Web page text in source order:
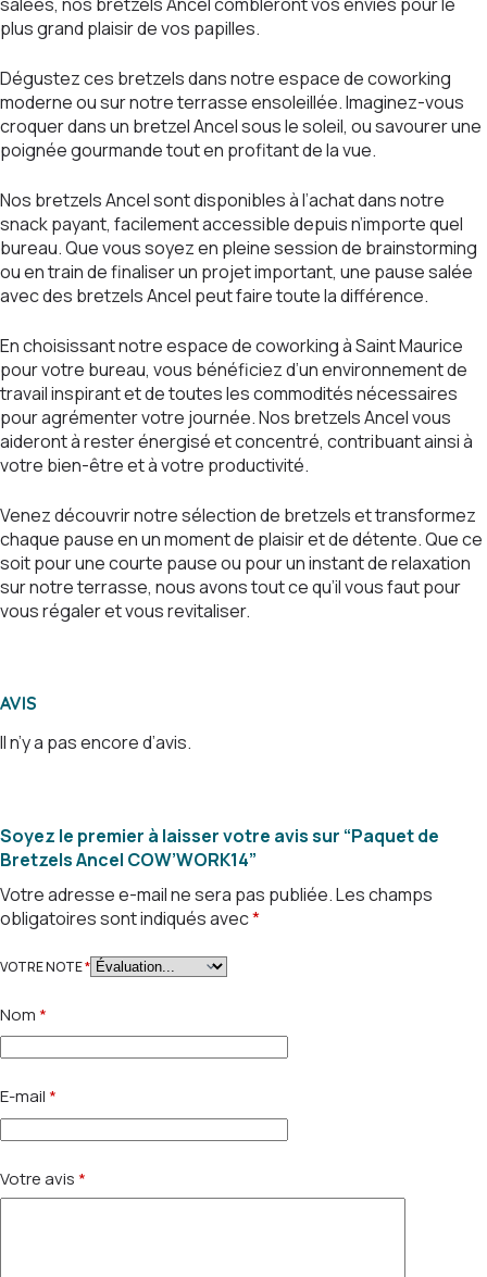
plus grand plaisir de vos papilles.
Dégustez ces bretzels dans notre espace de coworking
moderne ou sur notre terrasse ensoleillée. Imaginez-vous
croquer dans un bretzel Ancel sous le soleil, ou savourer une
poignée gourmande tout en profitant de la vue.
Nos bretzels Ancel sont disponibles à l’achat dans notre
snack payant, facilement accessible depuis n’importe quel
bureau. Que vous soyez en pleine session de brainstorming
ou en train de finaliser un projet important, une pause salée
avec des bretzels Ancel peut faire toute la différence.
En choisissant notre espace de coworking à Saint Maurice
pour votre bureau, vous bénéficiez d’un environnement de
travail inspirant et de toutes les commodités nécessaires
pour agrémenter votre journée. Nos bretzels Ancel vous
aideront à rester énergisé et concentré, contribuant ainsi à
votre bien-être et à votre productivité.
Venez découvrir notre sélection de bretzels et transformez
chaque pause en un moment de plaisir et de détente. Que ce
soit pour une courte pause ou pour un instant de relaxation
sur notre terrasse, nous avons tout ce qu’il vous faut pour
vous régaler et vous revitaliser.
AVIS
Il n’y a pas encore d’avis.
Soyez le premier à laisser votre avis sur “Paquet de
Bretzels Ancel COW’WORK14”
Votre adresse e-mail ne sera pas publiée.Les champs
obligatoires sont indiqués avec*
VOTRE NOTE*
Nom *
E-mail *
Votre avis *